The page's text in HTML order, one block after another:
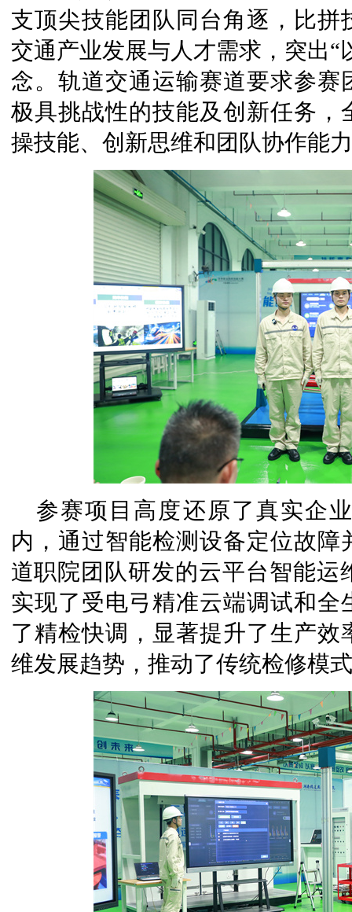
支顶尖技能团队同台角逐，比
交通产业发展与人才需求，突出
念。轨道交通运输赛道要求参
极具挑战性的技能及创新任务
操技能、创新思维和团队协作能
参赛项目高度还原了真实企
内，通过智能检测设备定位故
道职院团队研发的云平台智能
实现了受电弓精准云端调试和
了精检快调，显著提升了生产
维发展趋势，推动了传统检修模